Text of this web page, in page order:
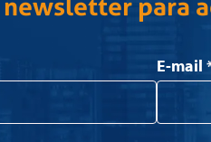
E-mail